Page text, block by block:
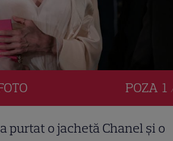
POZA 1
purtat o jachetă Chanel și o